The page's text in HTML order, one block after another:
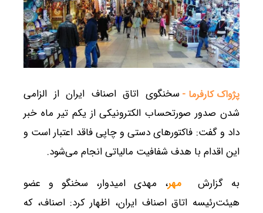
پژواک کارفرما - سخنگوی اتاق اصناف ایران از الزامی
شدن صدور صورتحساب الکترونیکی از یکم تیر ماه خبر
داد و گفت: فاکتورهای دستی و چاپی فاقد اعتبار است و
این اقدام با هدف شفافیت مالیاتی انجام می‌شود.
به گزارش مهر، مهدی امیدوار، سخنگو و عضو
هیئت‌رئیسه اتاق اصناف ایران، اظهار کرد: اصناف، که